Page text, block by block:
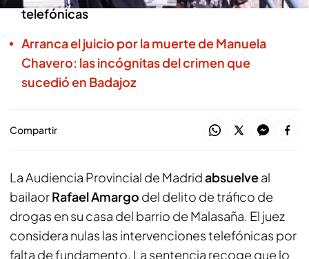
telefónicas
Arranca el juicio por la muerte de Manuela
Chavero: las incógnitas del crimen que
sucedió en Badajoz
Compartir
La Audiencia Provincial de Madridabsuelveal
bailaorRafael Amargo del delito de tráfico de
drogas en su casa del barrio de Malasaña. El juez
considera nulas las intervenciones telefónicas por
falta de fundamento. La sentencia recoge que lo